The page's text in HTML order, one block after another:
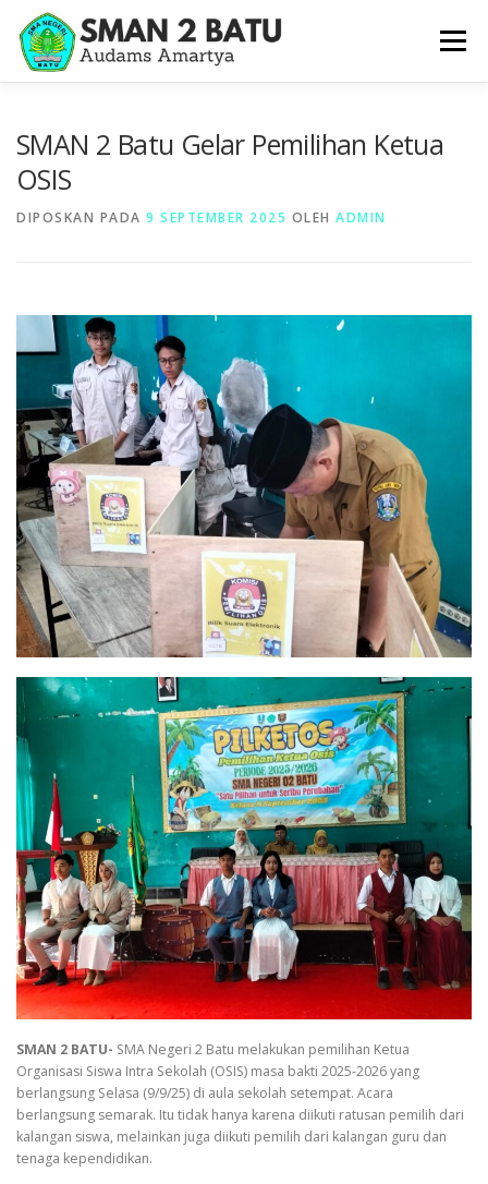
Lompat
konten
Menu
SMAN 2 Batu Gelar Pemilihan Ketua
OSIS
DIPOSKAN PADA 9 SEPTEMBER 2025 OLEH ADMIN
SMAN 2 BATU- SMA Negeri 2 Batu melakukan pemilihan Ketua
Organisasi Siswa Intra Sekolah (OSIS) masa bakti 2025-2026 yang
berlangsung Selasa (9/9/25) di aula sekolah setempat. Acara
berlangsung semarak. Itu tidak hanya karena diikuti ratusan pemilih dari
kalangan siswa, melainkan juga diikuti pemilih dari kalangan guru dan
tenaga kependidikan.